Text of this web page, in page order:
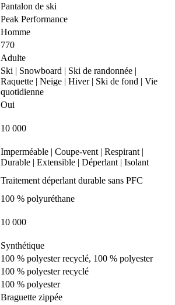
Pantalon de ski
Peak Performance
Homme
770
Adulte
Ski | Snowboard | Ski de randonnée |
Raquette | Neige | Hiver| Ski de fond | Vie
quotidienne
Oui
10 000
Imperméable | Coupe-vent | Respirant |
Durable | Extensible | Déperlant | Isolant
Traitement déperlant durable sans PFC
100 % polyuréthane
10 000
Synthétique
100 % polyester recyclé, 100 % polyester
100 % polyester recyclé
100 % polyester
Braguette zippée